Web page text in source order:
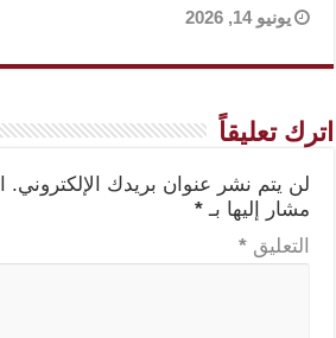
يونيو 14, 2026
اترك تعليقاً
لن يتم نشر عنوان بريدك الإلكتروني.
مشار إليها بـ *
التعليق *